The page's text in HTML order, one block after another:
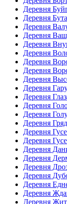
Деревня
Деревня
Деревня
Деревня
Деревня
Деревня
Деревня
Деревня
Деревня
Деревня
Деревня
Деревня
Деревня
Деревня
Деревня
Деревня
Деревня
Деревня
Деревня
Деревня
Деревня
Деревня
Деревня